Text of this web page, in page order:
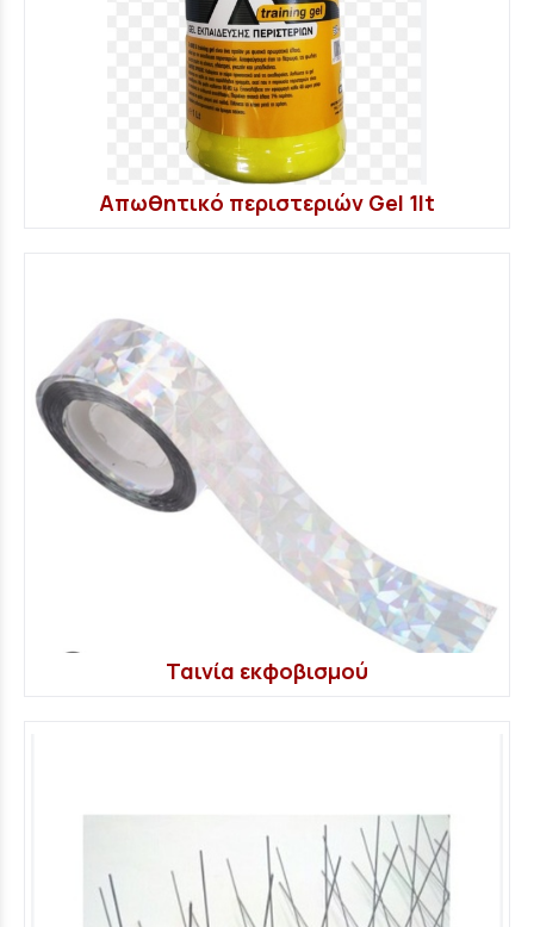
Απωθητικό περιστεριών Gel 1lt
Ταινία εκφοβισμού